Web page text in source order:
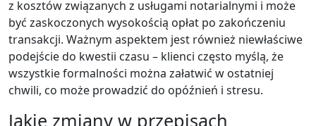
z kosztów związanych z usługami notarialnymi i może
być zaskoczonych wysokością opłat po zakończeniu
transakcji. Ważnym aspektem jest również niewłaściwe
podejście do kwestii czasu – klienci często myślą, że
wszystkie formalności można załatwić w ostatniej
chwili, co może prowadzić do opóźnień i stresu.
Jakie zmiany w przepisach